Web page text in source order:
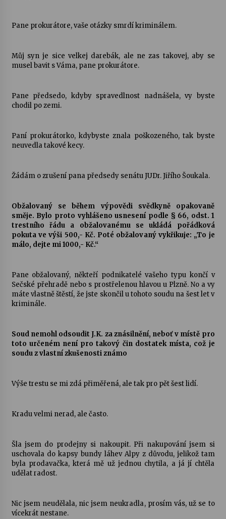
Pane prokurátore, vaše otázky smrdí kriminálem.
Můj syn je sice velkej darebák, ale ne zas takovej, aby se
musel bavit s Váma, pane prokurátore.
Pane předsedo, kdyby spravedlnost nadnášela, vy byste
chodil po zemi.
Paní prokurátorko, kdybyste znala poškozeného, tak byste
neuvedla takové kecy.
Žádám o zrušení pana předsedy senátu JUDr. Jiřího Šoukala.
Obžalovaný se během výpovědi svědkyně opakovaně
směje. Bylo proto vyhlášeno usnesení podle § 66, odst. 1
trestního řádu a obžalovanému se ukládá pořádková
pokuta ve výši 500,- Kč. Poté obžalovaný vykřikuje: „To je
málo, dejte mi 1000,- Kč.“
Pane obžalovaný, někteří podnikatelé vašeho typu končí v
Sečské přehradě nebo s prostřelenou hlavou u Plzně. No a vy
máte vlastně štěstí, že jste skončil u tohoto soudu na šest let v
kriminále.
Soud nemohl odsoudit J.K. za znásilnění, neboť v místě pro
toto určeném není pro takový čin dostatek místa, což je
soudu z vlastní zkušenosti známo
Výše trestu se mi zdá přiměřená, ale tak pro pět šest lidí.
Kradu velmi nerad, ale často.
Šla jsem do prodejny si nakoupit. Při nakupování jsem si
uschovala do kapsy bundy láhev Alpy z důvodu, jelikož tam
byla prodavačka, která mě už jednou chytila, a já jí chtěla
udělat radost.
Nic jsem neudělala, nic jsem neukradla, prosím vás, už se to
vícekrát nestane.